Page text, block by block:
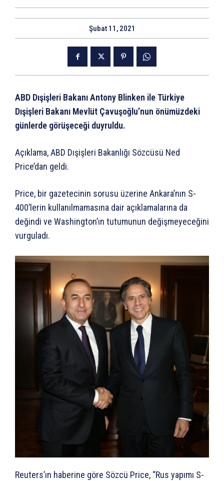
Şubat 11, 2021
ABD Dışişleri Bakanı Antony Blinken ile Türkiye
Dışişleri Bakanı Mevlüt Çavuşoğlu’nun önümüzdeki
günlerde görüşeceği duyruldu.
Açıklama, ABD Dışişleri Bakanlığı Sözcüsü Ned
Price’dan geldi.
Price, bir gazetecinin sorusu üzerine Ankara’nın S-
400’lerin kullanılmamasına dair açıklamalarına da
değindi ve Washington’ın tutumunun değişmeyeceğini
vurguladı.
Reuters’ın haberine göre Sözcü Price, “Rus yapımı S-